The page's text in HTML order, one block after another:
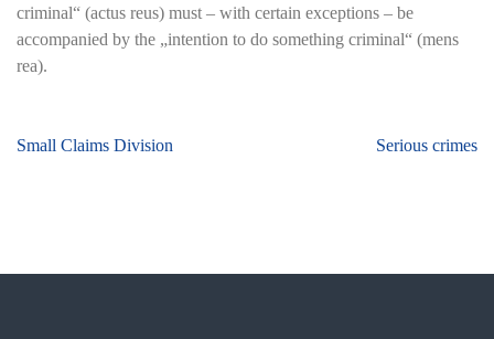
criminal“ (actus reus) must – with certain exceptions – be
accompanied by the „intention to do something criminal“ (mens
rea).
Beitragsnavigation
Small Claims Division Serious crimes